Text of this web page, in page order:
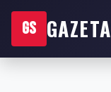
GS GAZETA